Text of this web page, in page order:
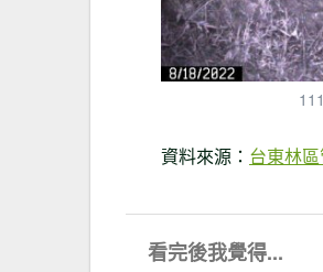
資料來源： 台東林
看完後我覺得...